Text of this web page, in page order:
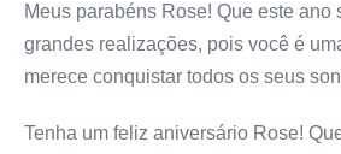
Meus parabéns Rose! Que este ano
grandes realizações, pois você é
merece conquistar todos os seus
Tenha um feliz aniversário Rose!